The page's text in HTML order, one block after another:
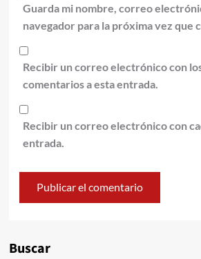
Guarda mi nombre, correo
navegador para la próxima vez que
Recibir un correo electrónico con
comentarios a esta entrada.
Recibir un correo electrónico con
entrada.
Buscar